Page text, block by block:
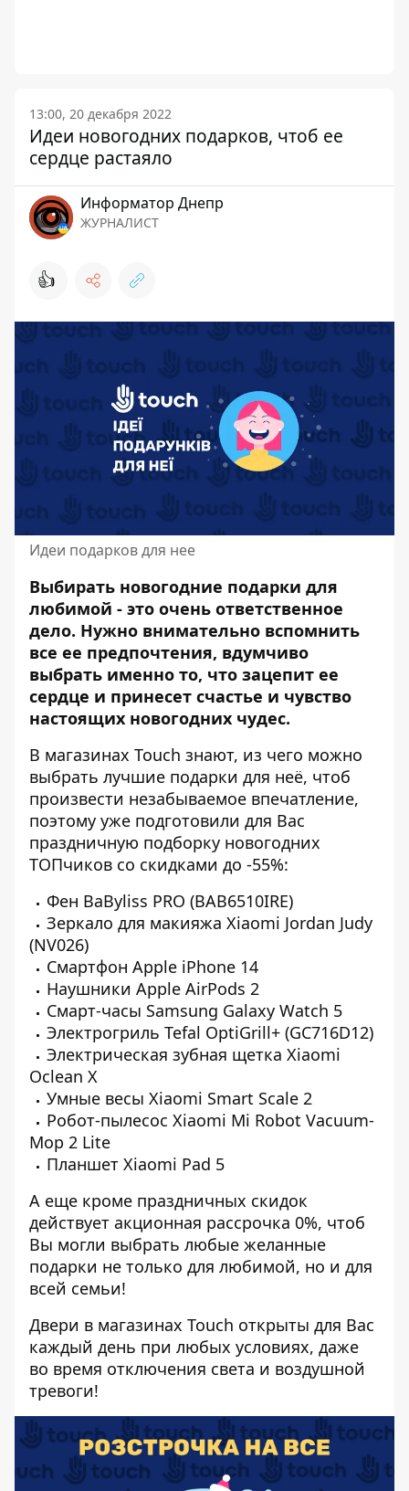
13:00, 20 декабря 2022
Идеи новогодних подарков, чтоб ее
сердце растаяло
Информатор Днепр
ЖУРНАЛИСТ
👍
Идеи подарков для нее
Выбирать новогодние подарки для
любимой - это очень ответственное
дело. Нужно внимательно вспомнить
все ее предпочтения, вдумчиво
выбрать именно то, что зацепит ее
сердце и принесет счастье и чувство
настоящих новогодних чудес.
В магазинах Touch знают, из чего можно
выбрать лучшие подарки для неё, чтоб
произвести незабываемое впечатление,
поэтому уже подготовили для Вас
праздничную подборку новогодних
ТОПчиков со скидками до -55%:
Фен BaByliss PRO (BAB6510IRE)
Зеркало для макияжа Xiaomi Jordan Judy
(NV026)
Смартфон Apple iPhone 14
Наушники Apple AirPods 2
Смарт-часы Samsung Galaxy Watch 5
Электрогриль Tefal OptiGrill+ (GC716D12)
Электрическая зубная щетка Xiaomi
Oclean X
Умные весы Xiaomi Smart Scale 2
Робот-пылесос Xiaomi Mi Robot Vacuum-
Mop 2 Lite
Планшет Xiaomi Pad 5
А еще кроме праздничных скидок
действует акционная рассрочка 0%, чтоб
Вы могли выбрать любые желанные
подарки не только для любимой, но и для
всей семьи!
Двери в магазинах Touch открыты для Вас
каждый день при любых условиях, даже
во время отключения света и воздушной
тревоги!